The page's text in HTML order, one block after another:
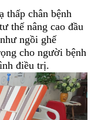
thấp chân bệnh
thế nâng cao đầu
ngồi ghế
cho người bệnh
điều trị.